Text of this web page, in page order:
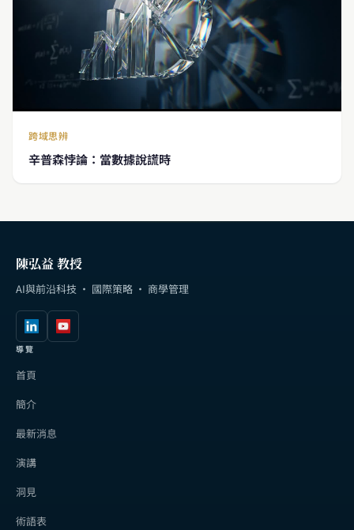
跨域思辨
辛普森悖論：當數據說謊時
陳弘益 教授
AI與前沿科技 · 國際策略 · 商學管理
導覽
首頁
簡介
最新消息
演講
洞見
術語表